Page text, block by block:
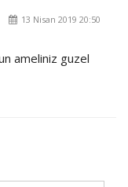
13 Nisan 2019 20:50
ameliniz guzel